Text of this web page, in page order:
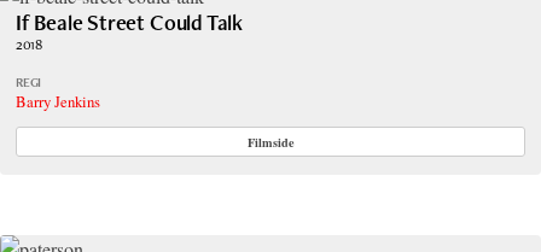
If Beale Street Could Talk
2018
REGI
Barry Jenkins
Filmside